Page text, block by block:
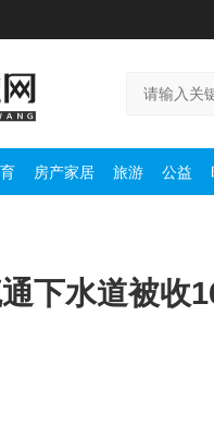
房产家居 旅游 公益
下水道被收